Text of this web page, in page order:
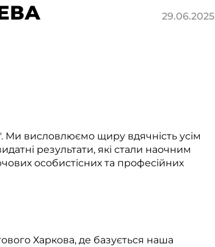
29.06.2025
Ми висловлюємо щиру вдячність усім
результати, які стали наочним
особистісних та професійних
Харкова, де базується наша